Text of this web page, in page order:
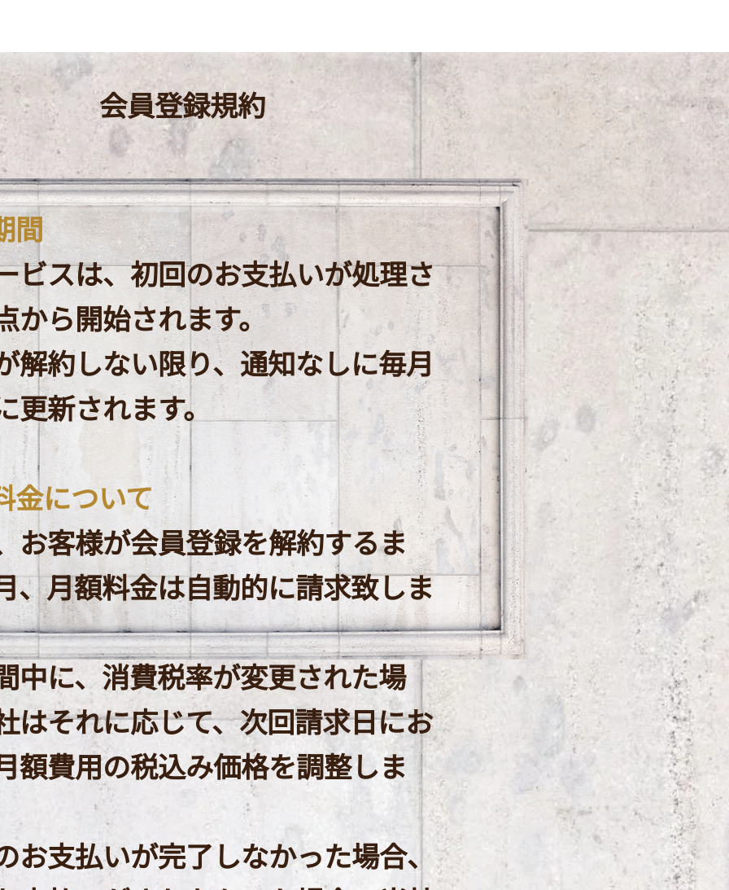
会員登録規約
間
ビスは、初回のお支払いが処理さ
から開始されます。
解約しない限り、通知なしに毎月
更新されます。
金について
お客様が会員登録を解約するま
、月額料金は自動的に請求致しま
中に、消費税率が変更された場
はそれに応じて、次回請求日にお
額費用の税込み価格を調整しま
お支払いが完了しなかった場合、